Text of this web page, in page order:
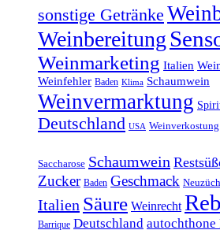
sonstige Getränke
Weinbereitung
Weinmarketing Italien
Weinfehler Baden Klima Schaumwein
Weinvermarktung
Deutschland USA Weinverkostung
Saccharose Schaumwein
Zucker Baden Geschmack
Italien Säure Weinrecht
Barrique Deutschland autochthone